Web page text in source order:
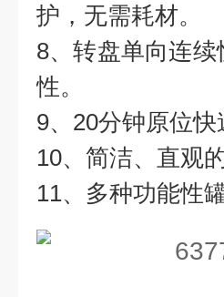
护，无需耗材。
8、转盘单向连
性。
9、20分钟原位
10、简洁、直观
11、多种功能性